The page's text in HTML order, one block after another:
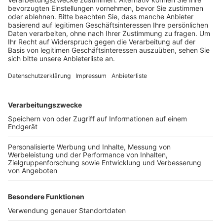
Anzeige
Viele Vereine mussten ihre Veranstaltung absagen,
deshalb mussten sie zum Teil massive wirtschaftliche
diese Vereine und Institutionen einrichten kann. Sie
können maximal 2.000 Euro bekommen, bis Anfang
April läuft die Bewerbungsfrist. Das Formular gibt es
. Der Rat entscheidet dann, wie die
Spendengelder verteilt werden. Insgesamt stehen
20.000 Euro zur Verfügung